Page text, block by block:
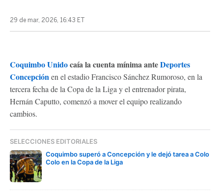
29 de mar, 2026, 16:43 ET
Coquimbo Unidocaía la cuenta mínima anteDeportes
Concepciónen el estadio Francisco Sánchez Rumoroso, en la
tercera fecha de la Copa de la Liga y el entrenador pirata,
Hernán Caputto, comenzó a mover el equipo realizando
cambios.
SELECCIONES EDITORIALES
Coquimbo superó a Concepción y le dejó tarea a Colo
Colo en la Copa de la Liga